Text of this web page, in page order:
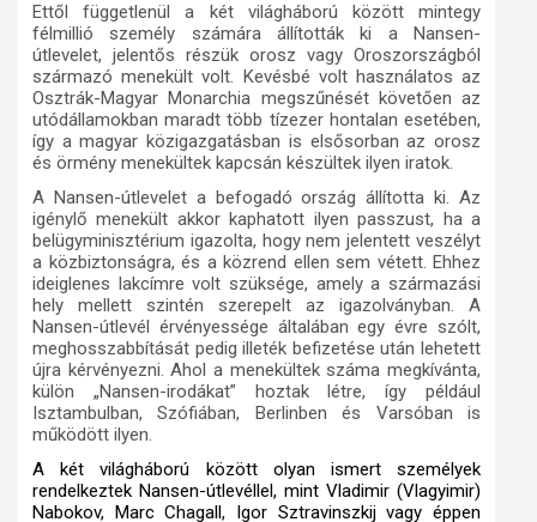
Ettől függetlenül a két világháború között mintegy
félmillió személy számára állították ki a Nansen-
útlevelet, jelentős részük orosz vagy Oroszországból
származó menekült volt. Kevésbé volt használatos az
Osztrák-Magyar Monarchia megszűnését követően az
utódállamokban maradt több tízezer hontalan esetében,
így a magyar közigazgatásban is elsősorban az orosz
és örmény menekültek kapcsán készültek ilyen iratok.
A Nansen-útlevelet a befogadó ország állította ki. Az
igénylő menekült akkor kaphatott ilyen passzust, ha a
belügyminisztérium igazolta, hogy nem jelentett veszélyt
a közbiztonságra, és a közrend ellen sem vétett. Ehhez
ideiglenes lakcímre volt szüksége, amely a származási
hely mellett szintén szerepelt az igazolványban. A
Nansen-útlevél érvényessége általában egy évre szólt,
meghosszabbítását pedig illeték befizetése után lehetett
újra kérvényezni. Ahol a menekültek száma megkívánta,
külön „Nansen-irodákat” hoztak létre, így például
Isztambulban, Szófiában, Berlinben és Varsóban is
működött ilyen.
A két világháború között olyan ismert személyek
rendelkeztek Nansen-útlevéllel, mint Vladimir (Vlagyimir)
Nabokov,
Marc Chagall, Igor Sztravinszkij vagy éppen